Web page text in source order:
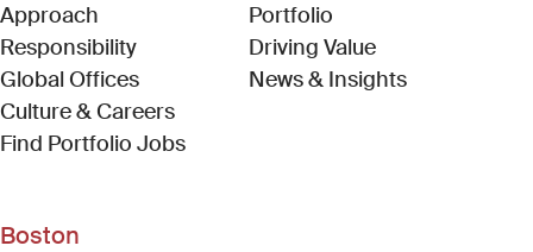
Approach
Responsibility
Global Offices
Culture & Careers
Find Portfolio Jobs(Link opens in new window)
Portfolio
Driving Value
News & Insights
Boston